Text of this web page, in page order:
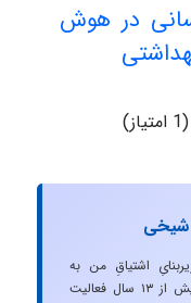
در هوش
شیخی
اشتیاقِ من به
دنیایِ HSE است. با بیش از ۱۳ سال فعالیت